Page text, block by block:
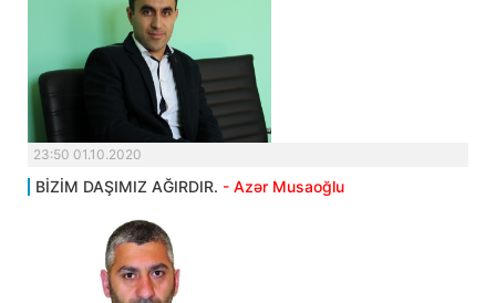
23:50 01.10.2020
BİZİM DAŞIMIZ AĞIRDIR. - Azər Musaoğlu